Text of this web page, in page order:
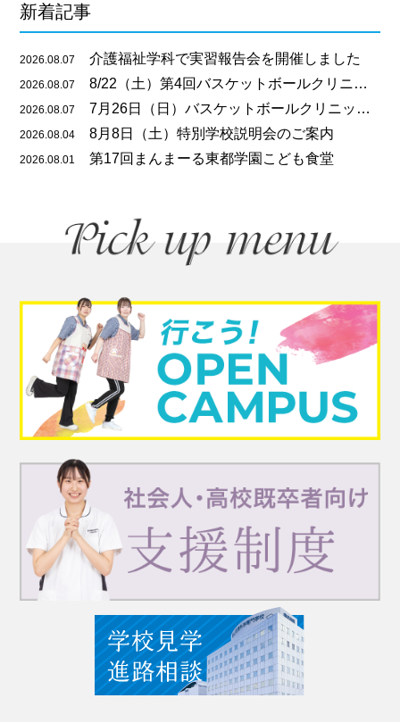
新着記事
2026.08.07 介護福祉学科で実習報告会を開催しました
2026.08.07 8/22（土）第4回バスケットボールクリニックのご案内
2026.08.07 7月26日（日）バスケットボールクリニックを開催しました
2026.08.04 8月8日（土）特別学校説明会のご案内
2026.08.01 第17回まんまーる東都学園こども食堂